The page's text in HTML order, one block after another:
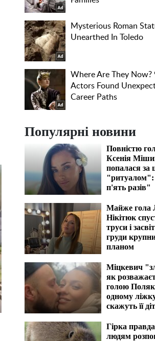
Популярні новини
Повністю
Ксенія
попалася за
"ритуалом":
п'ять разів"
Майже гола
Нікітюк
труси і
груди
планом
Міцкевич
як
голою
одному
скажуть її
Гірка
людям